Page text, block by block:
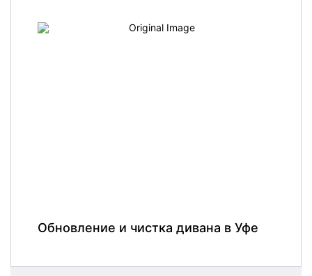
Обновление и чистка дивана в Уфе